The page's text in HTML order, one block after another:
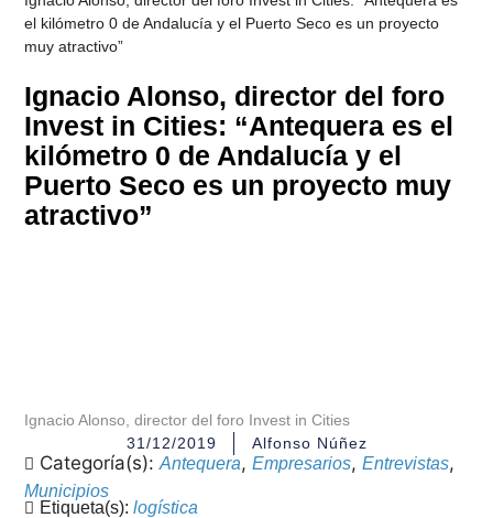
el kilómetro 0 de Andalucía y el Puerto Seco es un proyecto
muy atractivo”
Ignacio Alonso, director del foro
Invest in Cities: “Antequera es el
kilómetro 0 de Andalucía y el
Puerto Seco es un proyecto muy
atractivo”
Ignacio Alonso, director del foro Invest in Cities
31/12/2019
Alfonso Núñez
Categoría(s):Antequera, Empresarios, Entrevistas,
Municipios
Etiqueta(s):logística